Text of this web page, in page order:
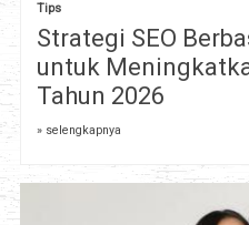
Tips
Strategi SEO
untuk
Tahun 2026
» selengkapnya